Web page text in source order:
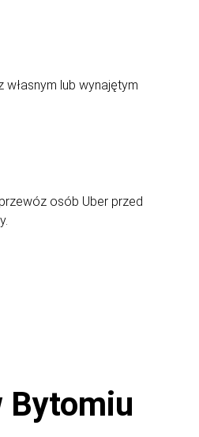
lub wynajętym
osób Uber przed
Bytomiu